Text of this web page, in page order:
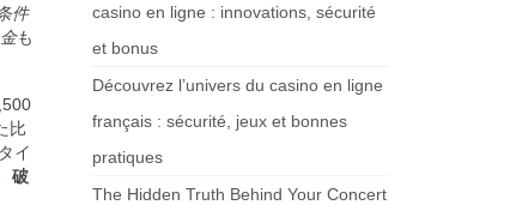
件
も
比
イ
破
casino en ligne : innovations, sécurité
et bonus
Découvrez l’univers du casino en ligne
français : sécurité, jeux et bonnes
pratiques
The Hidden Truth Behind Your Concert